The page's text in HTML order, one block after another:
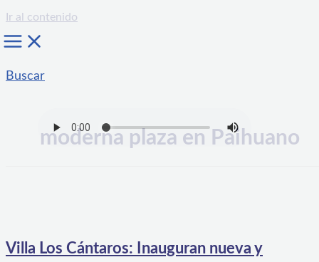
Ir al contenido
Buscar
moderna plaza en Paihuano
Villa Los Cántaros: Inauguran nueva y